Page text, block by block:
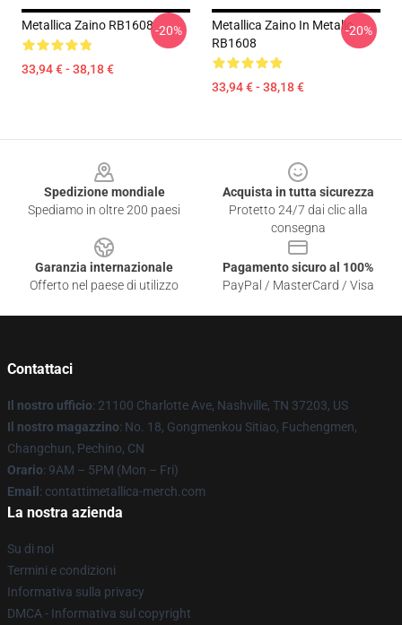
Metallica Zaino RB1608
33,94 € - 38,18 €
-20%
Metallica Zaino In Metallo
RB1608
33,94 € - 38,18 €
-20%
Spedizione mondiale
Spediamo in oltre 200 paesi
Acquista in tutta sicurezza
Protetto 24/7 dai clic alla
consegna
Garanzia internazionale
Offerto nel paese di utilizzo
Pagamento sicuro al 100%
PayPal / MasterCard / Visa
Contattaci
Il nostro ufficio: 21100 Charlotte Ave, Nashville, TN 37203, US
Il nostro magazzino: No. 18, Gongmenkou Sitiao, Fuchengmen,
Changchun, Pechino, CN
Orario: 9AM – 5PM (Mon – Fri)
Email : contattimetallica-merch.com
La nostra azienda
Su di noi
Termini e condizioni
Informativa sulla privacy
DMCA - Informativa sul copyright